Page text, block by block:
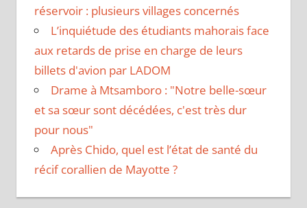
réservoir : plusieurs villages concernés
L’inquiétude des étudiants mahorais face
aux retards de prise en charge de leurs
billets d'avion par LADOM
Drame à Mtsamboro : "Notre belle-sœur
et sa sœur sont décédées, c'est très dur
pour nous"
Après Chido, quel est l’état de santé du
récif corallien de Mayotte ?